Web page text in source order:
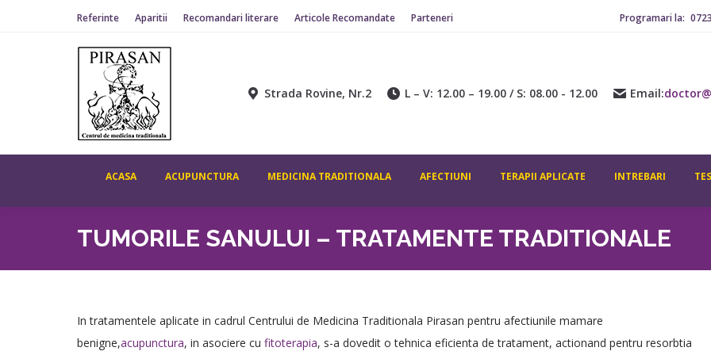
Referinte Aparitii Recomandari literare Articole Recomandate Parteneri Programari la:
Strada Rovine, Nr.2 L – V: 12.00 – 19.00 / S: 08.00 - 12.00 Email:
ACASA ACUPUNCTURA MEDICINA TRADITIONALA AFECTIUNI TERAPII APLICATE INTREBARI
TUMORILE SANULUI – TRATAMENTE TRADITIONALE
In tratamentele aplicate in cadrul Centrului de Medicina Traditionala Pirasan pentru afectiunile mamare
benigne,acupunctura, in asociere cu fitoterapia, s-a dovedit o tehnica eficienta de tratament, actionand pentru resorbtia
ACASA ACUPUNCTURA MEDICINA TRADITIONALA AFECTIUNI INTREBARI